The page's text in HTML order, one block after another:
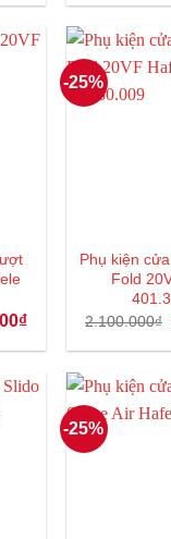
tại
558.000₫.
₫Giá
tại
1.080.000₫.
-25%
Phụ kiện
Fold
2.100.000₫
-25%